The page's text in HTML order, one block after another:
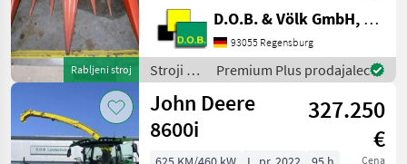
Rabljeni stroj
New Holland FX
Feldhäcksler - guter
technische und optischer
Zustand - technisch wäre
ein Umbau auf
D.O.B. & Völk GmbH, Filiale Regensburg
93055 Regensburg
Stroji za
spravilo
-
poljedelstvo
/
Kemper
Premium Plus prodajalec
John Deere
8600i
327.250
€
Cena